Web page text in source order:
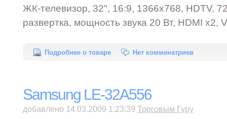
ЖК-телевизор, 32", 16:9, 1366x768, HDTV,
развертка, мощность звука 20 Вт, HDMI x2,
Подробнее о товаре Нет комменатриев
Samsung LE-32A556
добавлено 14.03.2009 1:23:39 Торговым Гуру